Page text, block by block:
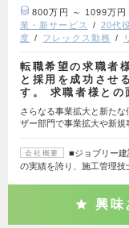
800万円 ～ 1099万円
業・新サービス
20代
度
フレックス勤務
転職希望の求職者
と採用を成功させ
す。 求職者様と
さらなる事業拡大と新た
ザー部門で事業拡大や新
会社概要
■ジョブリー
の実績を誇り、施工管理
興味